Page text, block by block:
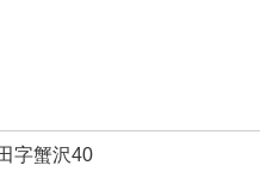
字蟹沢40